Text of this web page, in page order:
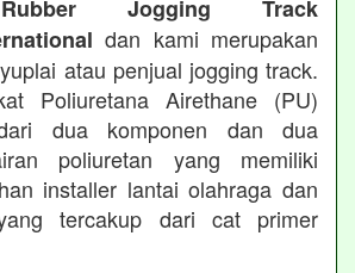
Jogging Track
dan kami merupakan
atau penjual jogging track.
Poliuretana Airethane (PU)
dua komponen dan dua
poliuretan yang memiliki
installer lantai olahraga dan
tercakup dari cat primer